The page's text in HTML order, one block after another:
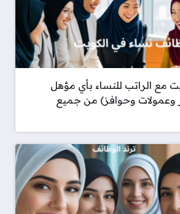
مع الراتب للنساء بأي مؤهل
330 دينار وعمولات وحوافز) من جميع